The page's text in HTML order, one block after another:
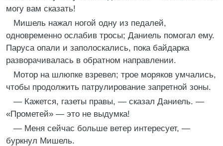
могу вам сказать!
Мишель нажал ногой одну из педалей,
одновременно ослабив тросы; Даниель помогал ему.
Паруса опали и заполоскались, пока байдарка
разворачивалась в обратном направлении.
Мотор на шлюпке взревел; трое моряков умчались,
чтобы продолжить патрулирование запретной зоны.
— Кажется, газеты правы, — сказал Даниель. —
«Прометей» — это не выдумка!
— Меня сейчас больше ветер интересует, —
буркнул Мишель.